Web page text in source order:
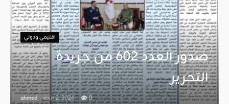
اقليمي ودولي
صدور العدد 602 من جريدة
التحرير
ahmed - août 2, 2026 0